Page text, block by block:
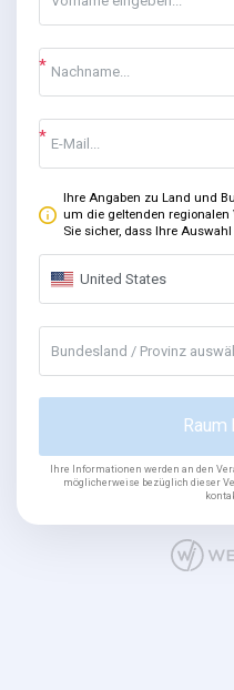
Ihre Angaben zu Land und
um die geltenden regionalen
Sie sicher, dass Ihre
United States
Bundesland / Provinz
Ihre Informationen werden an den
möglicherweise bezüglich dieser